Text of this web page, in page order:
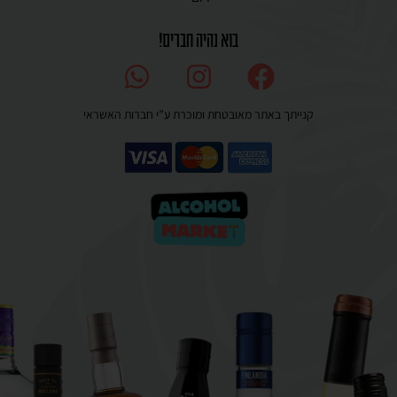
בוא נהיה חברים!
קנייתך באתר מאובטחת ומוכרת ע”י חברות האשראי